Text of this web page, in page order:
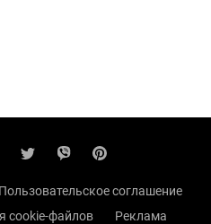
Пользовательское соглашение
cookie-файлов
Реклама